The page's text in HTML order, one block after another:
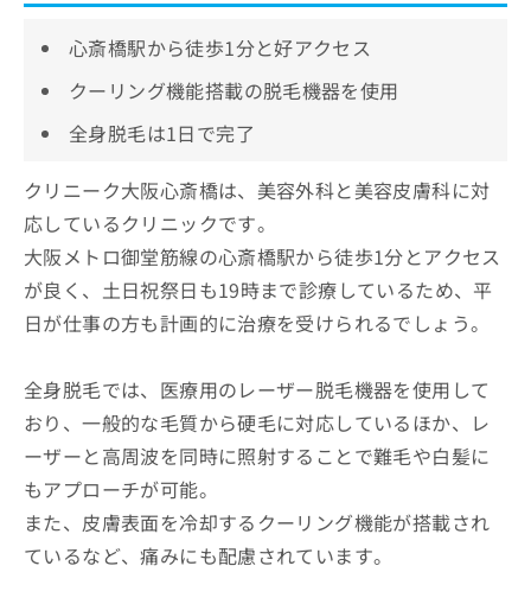
心斎橋駅から徒歩1分と好アクセス
クーリング機能搭載の脱毛機器を使用
全身脱毛は1日で完了
クリニーク大阪心斎橋は、美容外科と美容皮膚科に対
応しているクリニックです。
大阪メトロ御堂筋線の心斎橋駅から徒歩1分とアクセス
が良く、土日祝祭日も19時まで診療しているため、平
日が仕事の方も計画的に治療を受けられるでしょう。
全身脱毛では、医療用のレーザー脱毛機器を使用して
おり、一般的な毛質から硬毛に対応しているほか、レ
ーザーと高周波を同時に照射することで難毛や白髪に
もアプローチが可能。
また、皮膚表面を冷却するクーリング機能が搭載され
ているなど、痛みにも配慮されています。